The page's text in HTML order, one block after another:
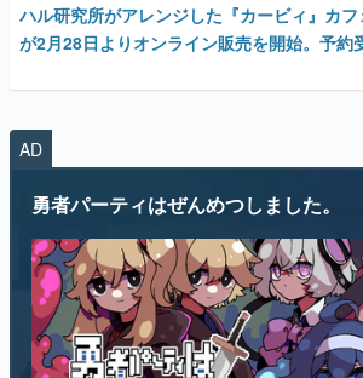
特集記事
アプリレビュー
その他
電ファミニコゲーマーとは？
運営：株式会社マレ
ハル研究所がアレンジした『カービィ』カ
が2月28日よりオンライン販売を開始。予約
AD
勇者パーティはぜんめつしました。